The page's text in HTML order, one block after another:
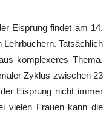
Eisprung findet am 14.
Lehrbüchern. Tatsächlich
komplexeres Thema.
Zyklus zwischen 23
Eisprung nicht immer
vielen Frauen kann die